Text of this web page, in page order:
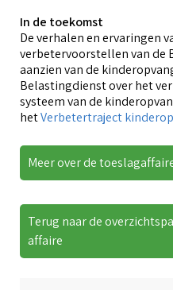
In de toekomst
De verhalen en ervaringen
verbetervoorstellen van de
aanzien van de
Belastingdienst over het
systeem van de
hetVerbetertraject
Meer over de
Terug naar de
affaire